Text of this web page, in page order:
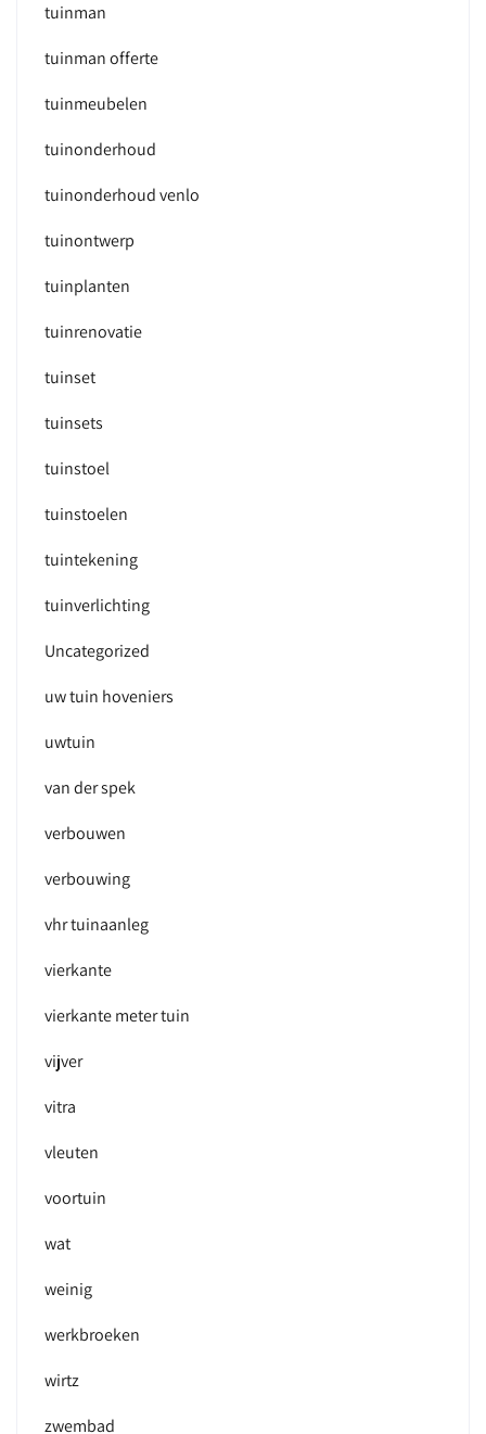
tuinman
tuinman offerte
tuinmeubelen
tuinonderhoud
tuinonderhoud venlo
tuinontwerp
tuinplanten
tuinrenovatie
tuinset
tuinsets
tuinstoel
tuinstoelen
tuintekening
tuinverlichting
Uncategorized
uw tuin hoveniers
uwtuin
van der spek
verbouwen
verbouwing
vhr tuinaanleg
vierkante
vierkante meter tuin
vijver
vitra
vleuten
voortuin
wat
weinig
werkbroeken
wirtz
zwembad